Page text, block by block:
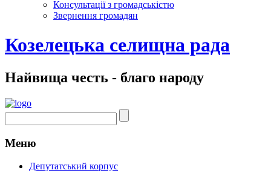
Консультації з громадськістю
Звернення громадян
Козелецька селищна рада
Найвища честь - благо народу
Меню
Депутатський корпус